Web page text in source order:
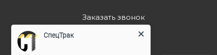
Заказать звонок
СпецТрак